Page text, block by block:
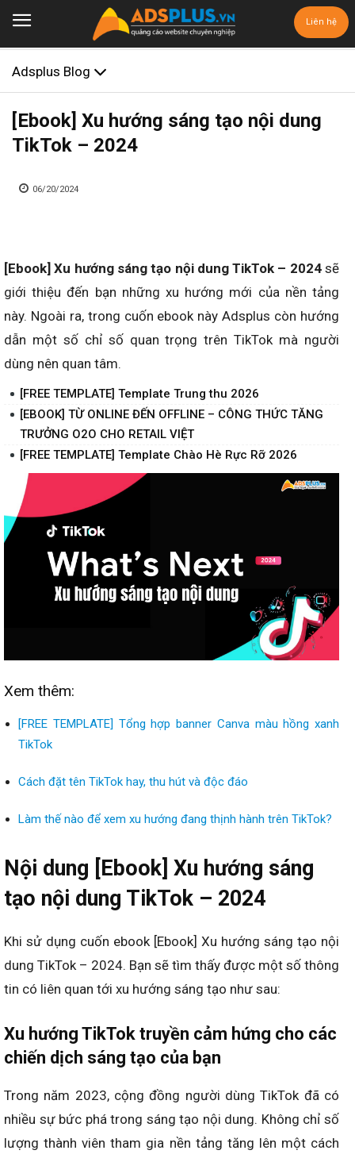
Liên hệ
Adsplus Blog
[Ebook] Xu hướng sáng tạo nội dung
TikTok – 2024
06/20/2024
[Ebook] Xu hướng sáng tạo nội dung TikTok – 2024sẽ
giới thiệu đến bạn những xu hướng mới của nền tảng
này. Ngoài ra, trong cuốn ebook này Adsplus còn hướng
dẫn một số chỉ số quan trọng trên TikTok mà người
dùng nên quan tâm.
[FREE TEMPLATE] Template Trung thu 2026
[EBOOK] TỪ ONLINE ĐẾN OFFLINE – CÔNG THỨC TĂNG
TRƯỞNG O2O CHO RETAIL VIỆT
[FREE TEMPLATE] Template Chào Hè Rực Rỡ 2026
Xem thêm:
[FREE TEMPLATE] Tổng hợp banner Canva màu hồng xanh
TikTok
Cách đặt tên TikTok hay, thu hút và độc đáo
Làm thế nào để xem xu hướng đang thịnh hành trên TikTok?
Nội dung [Ebook] Xu hướng sáng
tạo nội dung TikTok – 2024
Khi sử dụng cuốn ebook [Ebook] Xu hướng sáng tạo nội
dung TikTok – 2024. Bạn sẽ tìm thấy được một số thông
tin có liên quan tới xu hướng sáng tạo như sau:
Xu hướng TikTok truyền cảm hứng cho các
chiến dịch sáng tạo của bạn
Trong năm 2023, cộng đồng người dùng TikTok đã có
nhiều sự bức phá trong sáng tạo nội dung. Không chỉ số
lượng thành viên tham gia nền tảng tăng lên một cách